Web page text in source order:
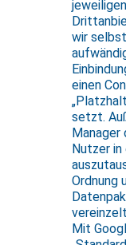
wir
einen
setzt.
Nutzer
Ordnung
Mit